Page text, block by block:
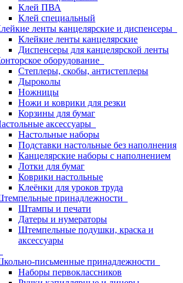
Клей ПВА
Клей специальный
ленты канцелярские и диспенсеры
Клейкие ленты канцелярские
Диспенсеры для канцелярской ленты
оборудование
Степлеры, скобы, антистеплеры
Дыроколы
Ножницы
Ножи и коврики для резки
Корзины для бумаг
аксессуары
Настольные наборы
Подставки настольные без наполнения
Канцелярские наборы с наполнением
Лотки для бумаг
Коврики настольные
Клеёнки для уроков труда
принадлежности
Штампы и печати
Датеры и нумераторы
Штемпельные подушки, краска и
аксессуары
письменные принадлежности
Наборы первоклассников